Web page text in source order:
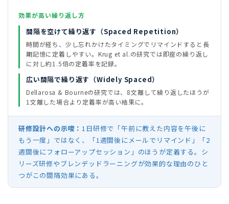
効果が高い繰り返し方
間隔を空けて繰り返す（Spaced Repetition）
時間が経ち、少し忘れかけたタイミングでリマインドすると長
期記憶に定着しやすい。Krug et al.の研究では即座の繰り返し
に対し約1.5倍の定着率を記録。
広い間隔で繰り返す（Widely Spaced）
Dellarosa & Bourneの研究では、8文離して繰り返したほうが
1文離した場合より定着率が高い結果に。
研修設計への示唆：1日研修で「午前に教えた内容を午後に
もう一度」ではなく、「1週間後にメールでリマインド」「2
週間後にフォローアップセッション」のほうが定着する。シ
リーズ研修やブレンデッドラーニングが効果的な理由のひと
つがこの間隔効果にある。